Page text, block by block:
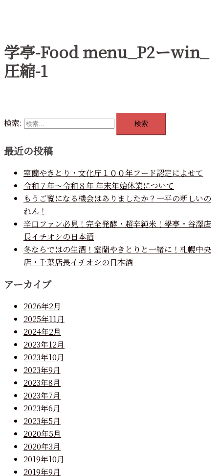
学亭-Food menu_P2ーwin_
圧縮-1
検索:
最近の投稿
室蘭やきとり・文化庁１００年フード認定によせて
令和７年～令和８年 年末年始休業について
もうご覧になる機会はありましたか？一平の新しいの
れん！
辛口ファン必見！完全発酵・超辛純米！學亭・谷澤店
長イチオシの日本酒
冬ならではの生酒！室蘭やきとりと一緒に！札幌中央
店・千葉店長イチオシの日本酒
アーカイブ
2026年2月
2025年11月
2024年2月
2023年12月
2023年10月
2023年9月
2023年8月
2023年7月
2023年6月
2023年5月
2020年5月
2020年3月
2019年10月
2019年9月